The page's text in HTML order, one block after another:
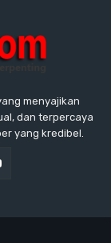
menyajikan
dan terpercaya
yang kredibel.